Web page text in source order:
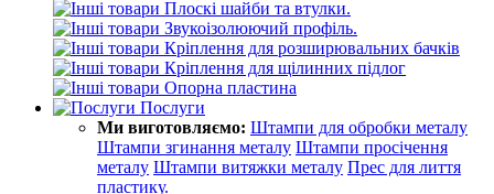
Плоскі шайби та втулки.
Звукоізолюючий профіль.
Кріплення для розширювальних бачків
Кріплення для щілинних підлог
Опорна пластина
Послуги
Ми виготовляємо: Штампи для обробки металу
Штампи згинання металу Штампи просічення
металу Штампи витяжки металу Прес для лиття
пластику.